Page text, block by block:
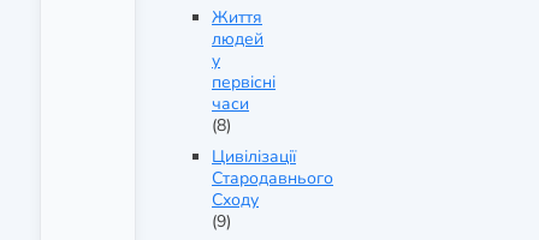
Життя
людей
у
первісні
часи
(8)
Цивілізації
Стародавнього
Сходу
(9)